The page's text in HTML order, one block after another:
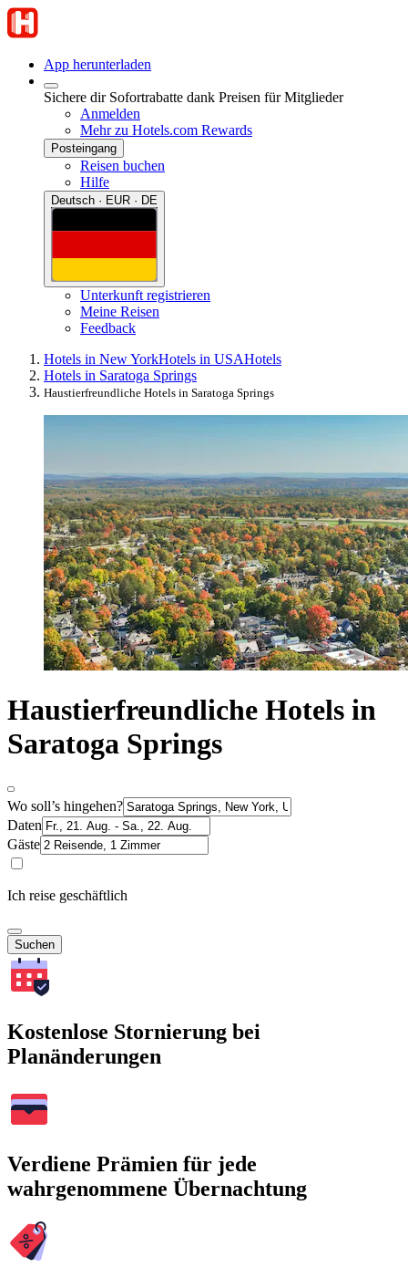
App herunterladen
Sichere dir Sofortrabatte dank Preisen für Mitglieder
Anmelden
Mehr zu Hotels.com Rewards
Posteingang
Reisen buchen
Hilfe
Deutsch · EUR · DE
Unterkunft registrieren
Meine Reisen
Feedback
Hotels in New YorkHotels in USAHotels
Hotels in Saratoga Springs
Haustierfreundliche Hotels in Saratoga Springs
Haustierfreundliche Hotels in
Saratoga Springs
Wo soll’s hingehen?
Daten
Gäste
Ich reise geschäftlich
Suchen
Kostenlose Stornierung bei
Planänderungen
Verdiene Prämien für jede
wahrgenommene Übernachtung